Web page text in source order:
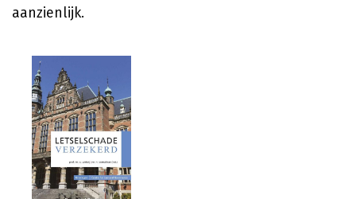
aanzienlijk.